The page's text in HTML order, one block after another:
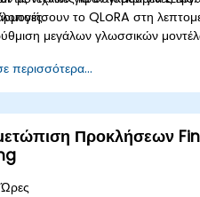
το QLoRA στη
μεγάλων γλωσσικών
την απόδοση της
ρύθμισης σε
πόρους
και αξιολόγηση των
σε πραγματικές εφαρμογές
τρόπο.
περισσότερα...
Προκλήσεων